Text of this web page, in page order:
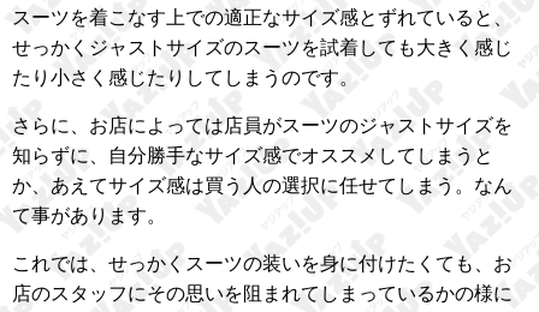
スーツを着こなす上での適正なサイズ感とずれていると、
せっかくジャストサイズのスーツを試着しても大きく感じ
たり小さく感じたりしてしまうのです。
さらに、お店によっては店員がスーツのジャストサイズを
知らずに、自分勝手なサイズ感でオススメしてしまうと
か、あえてサイズ感は買う人の選択に任せてしまう。なん
て事があります。
これでは、せっかくスーツの装いを身に付けたくても、お
店のスタッフにその思いを阻まれてしまっているかの様に